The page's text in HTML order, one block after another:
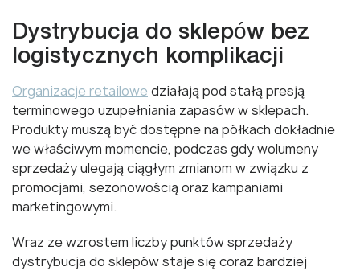
Dystrybucja do sklepów bez
logistycznych komplikacji
Organizacje retailowe działają pod stałą presją
terminowego uzupełniania zapasów w sklepach.
Produkty muszą być dostępne na półkach dokładnie
we właściwym momencie, podczas gdy wolumeny
sprzedaży ulegają ciągłym zmianom w związku z
promocjami, sezonowością oraz kampaniami
marketingowymi.
Wraz ze wzrostem liczby punktów sprzedaży
dystrybucja do sklepów staje się coraz bardziej